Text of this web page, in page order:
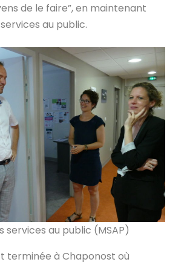
de le faire”, en maintenant
au public.
services au public (MSAP)
terminée à Chaponost où